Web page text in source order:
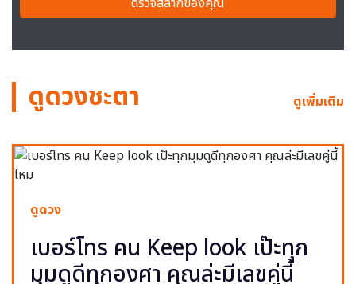
ดูดวงชะตา ดูเพิ่มเติม
ดูดวง
เบอร์โทร คน Keep look เป๊ะทุก
มุมดูดีทุกองศา คุณล่ะมีเลขคู่นี้